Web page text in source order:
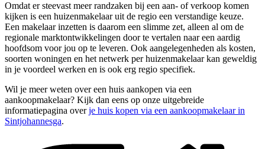
Omdat er steevast meer randzaken bij een aan- of verkoop komen
kijken is een huizenmakelaar uit de regio een verstandige keuze.
Een makelaar inzetten is daarom een slimme zet, alleen al om de
regionale marktontwikkelingen door te vertalen naar een aardig
hoofdsom voor jou op te leveren. Ook aangelegenheden als kosten,
soorten woningen en het netwerk per huizenmakelaar kan geweldig
in je voordeel werken en is ook erg regio specifiek.
Wil je meer weten over een huis aankopen via een
aankoopmakelaar? Kijk dan eens op onze uitgebreide
informatiepagina overje huis kopen via een aankoopmakelaar in
Sintjohannesga.